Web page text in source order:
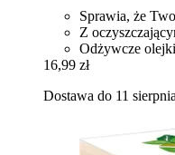
Sprawia, że
Z
Odżywcze
16,99 zł
Dostawa do 11 sierpnia